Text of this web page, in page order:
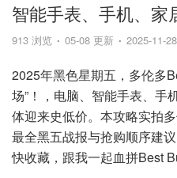
智能手表、手机、家
913 浏览 05-08 更新 2025-11-
2025年黑色星期五，多伦多
场”！，电脑、智能手表、手
体迎来史低价。本攻略实拍
最全黑五战报与抢购顺序建
快收藏，跟我一起血拼Best